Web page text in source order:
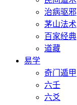
治病驱邪
茅山法术
百家经典
道藏
易学
奇门遁甲
六壬
六爻